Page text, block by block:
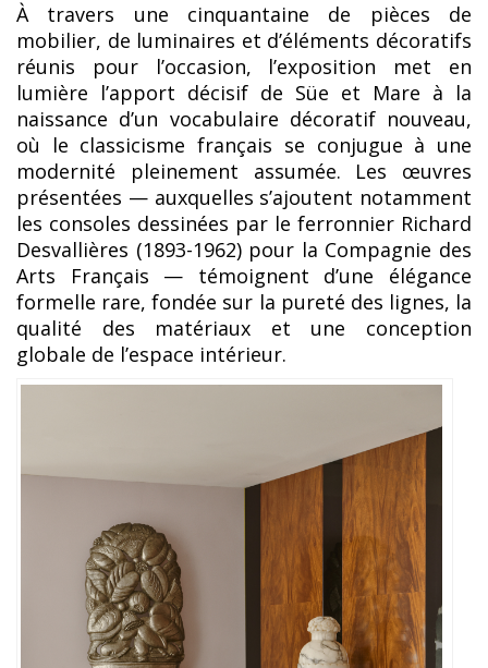
À travers une cinquantaine de pièces de
mobilier, de luminaires et d’éléments décoratifs
réunis pour l’occasion, l’exposition met en
lumière l’apport décisif de Süe et Mare à la
naissance d’un vocabulaire décoratif nouveau,
où le classicisme français se conjugue à une
modernité pleinement assumée. Les œuvres
présentées — auxquelles s’ajoutent notamment
les consoles dessinées par le ferronnier Richard
Desvallières (1893-1962) pour la Compagnie des
Arts Français — témoignent d’une élégance
formelle rare, fondée sur la pureté des lignes, la
qualité des matériaux et une conception
globale de l’espace intérieur.